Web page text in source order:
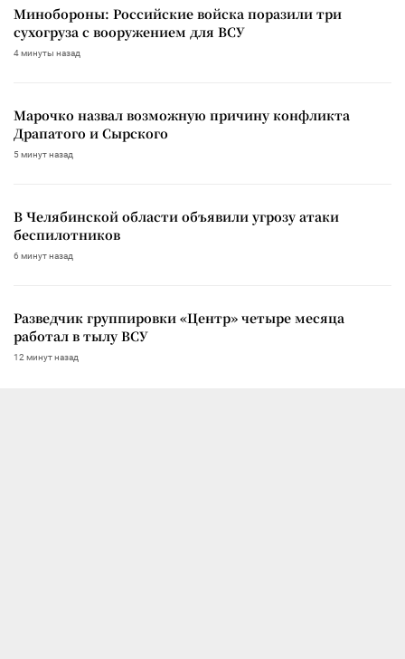
Минобороны: Российские войска поразили три
сухогруза с вооружением для ВСУ
4 минуты назад
Марочко назвал возможную причину конфликта
Драпатого и Сырского
5 минут назад
В Челябинской области объявили угрозу атаки
беспилотников
6 минут назад
Разведчик группировки «Центр» четыре месяца
работал в тылу ВСУ
12 минут назад